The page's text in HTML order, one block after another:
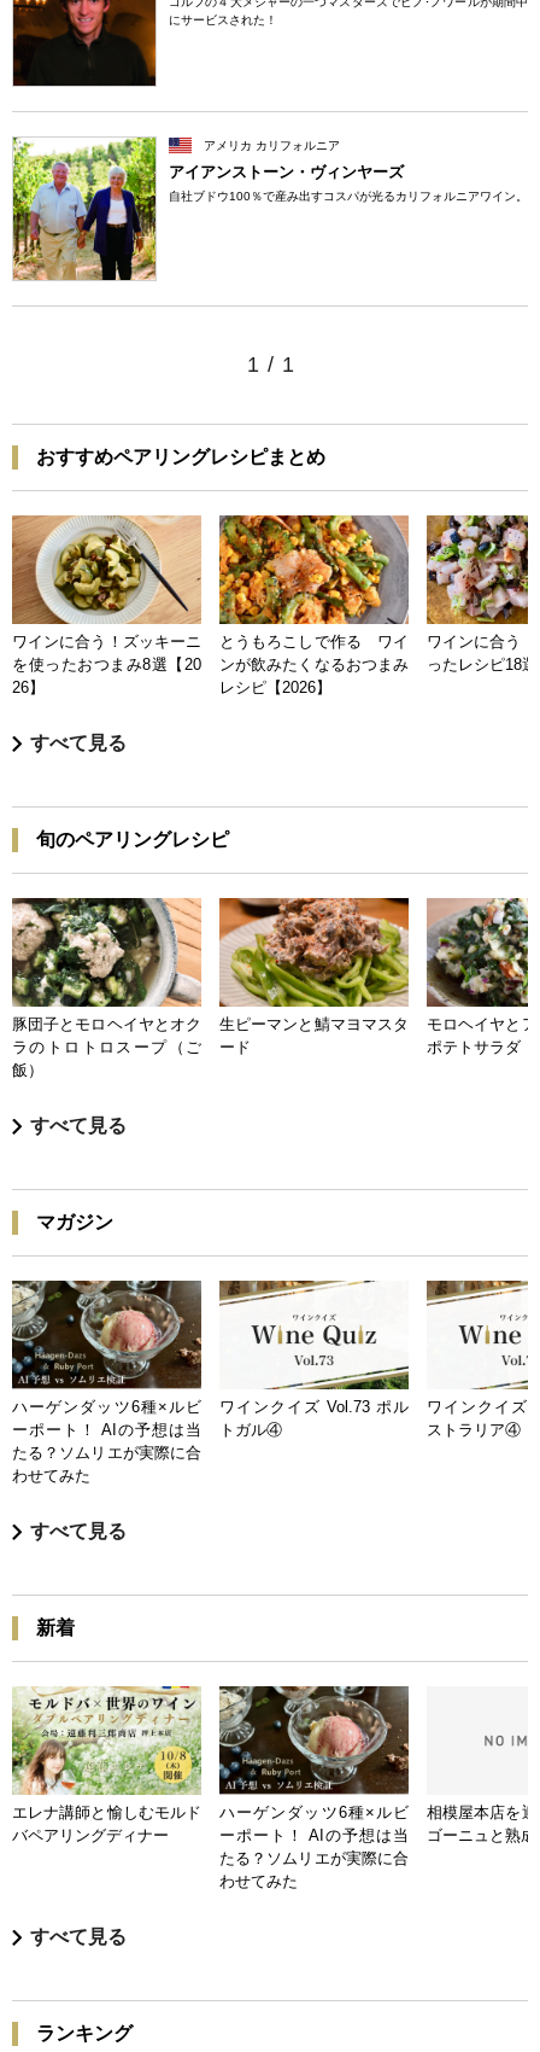
にサービスされた！
アメリカ カリフォルニア
アイアンストーン・ヴィンヤーズ
自社ブドウ100％で産み出すコスパが光るカリフォルニアワイン。
1 / 1
おすすめペアリングレシピまとめ
ワインに合う！ズッキーニ
を使ったおつまみ8選【20
26】
とうもろこしで作る ワイ
ンが飲みたくなるおつまみ
レシピ【2026】
ワインに合う
ったレシピ18
すべて見る
旬のペアリングレシピ
豚団子とモロヘイヤとオク
ラのトロトロスープ（ご
飯）
生ピーマンと鯖マヨマスタ
ード
モロヘイヤと
ポテトサラダ
すべて見る
マガジン
ハーゲンダッツ6種×ルビ
ーポート！ AIの予想は当
たる？ソムリエが実際に合
わせてみた
ワインクイズ Vol.73 ポル
トガル④
ワインクイズ
ストラリア④
すべて見る
新着
エレナ講師と愉しむモルド
バペアリングディナー
ハーゲンダッツ6種×ルビ
ーポート！ AIの予想は当
たる？ソムリエが実際に合
わせてみた
相模屋本店を
ゴーニュと熟
すべて見る
ランキング